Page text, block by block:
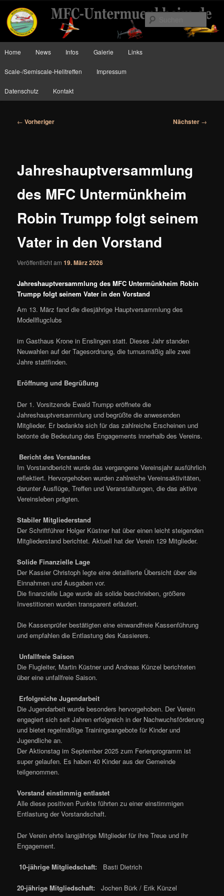
primären
Inhalt
springenMFC Untermünkheim
Planes, Helis and more….
Home News Infos Galerie Links
Scale-/Semiscale-Helitreffen Impressum
Datenschutz Kontakt
Beitragsnavigation
← Vorheriger Nächster →
Jahreshauptversammlung
des MFC Untermünkheim
Robin Trumpp folgt seinem
Vater in den Vorstand
Veröffentlicht am19. März 2026
Jahreshauptversammlung des MFC Untermünkheim Robin
Trumpp folgt seinem Vater in den Vorstand
Am 13. März fand die diesjährige Hauptversammlung des
Modellflugclubs
im Gasthaus Krone in Enslingen statt. Dieses Jahr standen
Neuwahlen auf der Tagesordnung, die turnusmäßig alle zwei
Jahre stattfinden.
Eröffnung und Begrüßung
Der 1. Vorsitzende Ewald Trumpp eröffnete die
Jahreshauptversammlung und begrüßte die anwesenden
Mitglieder. Er bedankte sich für das zahlreiche Erscheinen und
betonte die Bedeutung des Engagements innerhalb des Vereins.
Bericht des Vorstandes
Im Vorstandbericht wurde das vergangene Vereinsjahr ausführlich
reflektiert. Hervorgehoben wurden zahlreiche Vereinsaktivitäten,
darunter Ausflüge, Treffen und Veranstaltungen, die das aktive
Vereinsleben prägten.
Stabiler Mitgliederstand
Der Schriftführer Holger Küstner hat über einen leicht steigenden
Mitgliederstand berichtet. Aktuell hat der Verein 129 Mitglieder.
Solide Finanzielle Lage
Der Kassier Christoph legte eine detaillierte Übersicht über die
Einnahmen und Ausgaben vor.
Die finanzielle Lage wurde als solide beschrieben, größere
Investitionen wurden transparent erläutert.
Die Kassenprüfer bestätigten eine einwandfreie Kassenführung
und empfahlen die Entlastung des Kassierers.
Unfallfreie Saison
Die Flugleiter, Martin Küstner und Andreas Künzel berichteten
über eine unfallfreie Saison.
Erfolgreiche Jugendarbeit
Die Jugendarbeit wurde besonders hervorgehoben. Der Verein
engagiert sich seit Jahren erfolgreich in der Nachwuchsförderung
und bietet regelmäßige Trainingsangebote für Kinder und
Jugendliche an.
Der Aktionstag im September 2025 zum Ferienprogramm ist
super gelaufen. Es haben 40 Kinder aus der Gemeinde
teilgenommen.
Vorstand einstimmig entlastet
Alle diese positiven Punkte führten zu einer einstimmigen
Entlastung der Vorstandschaft.
Der Verein ehrte langjährige Mitglieder für ihre Treue und ihr
Engagement.
10-jährige Mitgliedschaft: Basti Dietrich
20-jährige Mitgliedschaft: Jochen Bürk / Erik Künzel